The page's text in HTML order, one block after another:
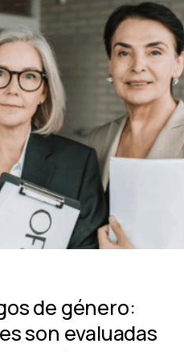
de género:
son evaluadas